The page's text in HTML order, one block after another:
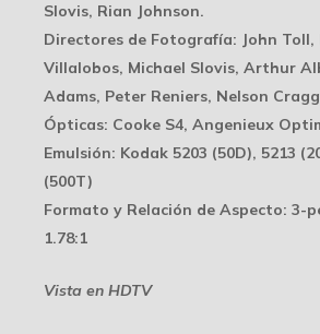
Slovis, Rian Johnson.
Directores de Fotografía: John Toll,
Villalobos, Michael Slovis, Arthur
Adams, Peter Reniers, Nelson
Ópticas: Cooke S4, Angenieux
Emulsión: Kodak 5203 (50D), 5213
(500T)
Formato y Relación de Aspecto: 3-
1.78:1
Vista en HDTV